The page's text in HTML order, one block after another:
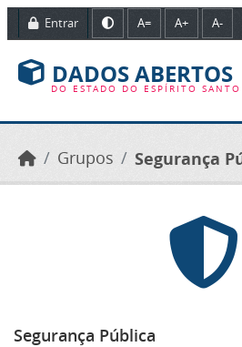
Ir para o conteúdo principal
Entrar A= A+ A-
DADOS ABERTOS
DO ESTADO DO ESPÍRITO SANTO
Grupos Segurança
Segurança Pública